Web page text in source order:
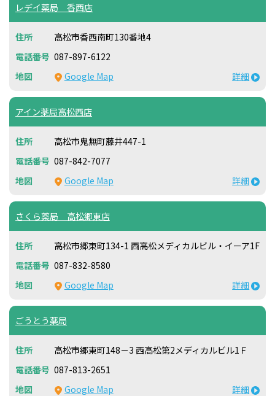
レデイ薬局 香西店
高松市香西南町130番地4
087-897-6122
Google Map
詳細
アイン薬局高松西店
高松市鬼無町藤井447-1
087-842-7077
Google Map
詳細
さくら薬局 高松郷東店
高松市郷東町134-1 西高松メディカルビル・イーア1F
087-832-8580
Google Map
詳細
ごうとう薬局
高松市郷東町148－3 西高松第2メディカルビル1Ｆ
087-813-2651
Google Map
詳細